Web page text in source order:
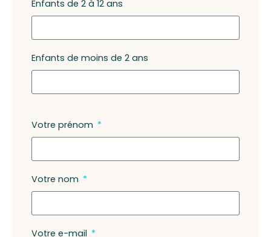
Enfants de 2 à 12 ans
Enfants de moins de 2 ans
Votre prénom
Votre nom
Votre e-mail